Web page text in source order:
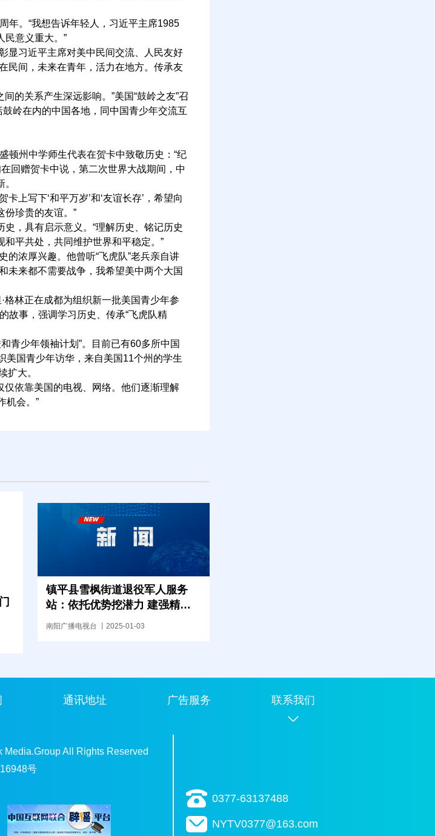
。“我想告诉年轻人，习近平主席1985
民意义重大。”
习近平主席对美中民间交流、人民友好
民间，未来在青年，活力在地方。传承友
的关系产生深远影响。”美国“鼓岭之友”召
岭在内的中国各地，同中国青少年交流互
州中学师生代表在贺卡中致敬历史：“纪
回赠贺卡中说，第二次世界大战期间，中
写下‘和平万岁’和‘友谊长存’，希望向
份珍贵的友谊。”
，具有启示意义。“理解历史、铭记历史
平共处，共同维护世界和平稳定。”
浓厚兴趣。他曾听“飞虎队”老兵亲自讲
未来都不需要战争，我希望美中两个大国
林正在成都为组织新一批美国青少年参
故事，强调学习历史、传承“飞虎队精
少年领袖计划”。目前已有60多所中国
美国青少年访华，来自美国11个州的学生
扩大。
依靠美国的电视、网络。他们逐渐理解
机会。”
镇平县雪枫街道退役军人服务
站：依托优势挖潜力 建强精品
服务站
南阳广播电视台 丨2025-01-03
通讯地址 广告服务 联系我们
All Rights Reserved
号
0377-63137488
NYTV0377@163.com